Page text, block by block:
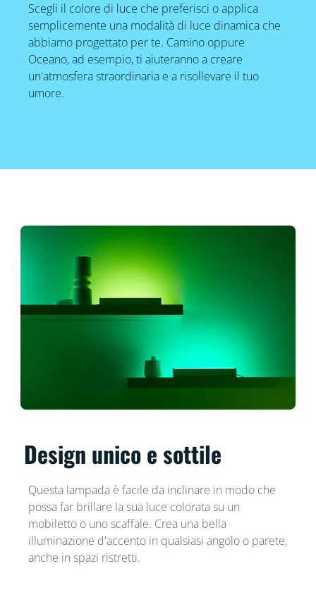
Scegli il colore di luce che preferisci o applica
semplicemente una modalità di luce dinamica che
abbiamo progettato per te. Camino oppure
Oceano, ad esempio, ti aiuteranno a creare
un'atmosfera straordinaria e a risollevare il tuo
umore.
Design unico e sottile
Questa lampada è facile da inclinare in modo che
possa far brillare la sua luce colorata su un
mobiletto o uno scaffale. Crea una bella
illuminazione d'accento in qualsiasi angolo o parete,
anche in spazi ristretti.